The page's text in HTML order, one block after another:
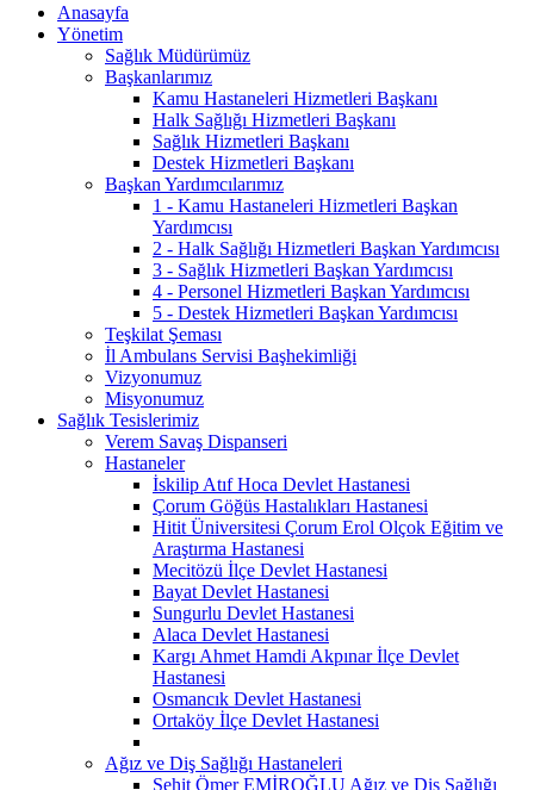
Anasayfa
Yönetim
Sağlık Müdürümüz
Başkanlarımız
Kamu Hastaneleri Hizmetleri Başkanı
Halk Sağlığı Hizmetleri Başkanı
Sağlık Hizmetleri Başkanı
Destek Hizmetleri Başkanı
Başkan Yardımcılarımız
1 - Kamu Hastaneleri Hizmetleri Başkan
Yardımcısı
2 - Halk Sağlığı Hizmetleri Başkan Yardımcısı
3 - Sağlık Hizmetleri Başkan Yardımcısı
4 - Personel Hizmetleri Başkan Yardımcısı
5 - Destek Hizmetleri Başkan Yardımcısı
Teşkilat Şeması
İl Ambulans Servisi Başhekimliği
Vizyonumuz
Misyonumuz
Sağlık Tesislerimiz
Verem Savaş Dispanseri
Hastaneler
İskilip Atıf Hoca Devlet Hastanesi
Çorum Göğüs Hastalıkları Hastanesi
Hitit Üniversitesi Çorum Erol Olçok Eğitim ve
Araştırma Hastanesi
Mecitözü İlçe Devlet Hastanesi
Bayat Devlet Hastanesi
Sungurlu Devlet Hastanesi
Alaca Devlet Hastanesi
Kargı Ahmet Hamdi Akpınar İlçe Devlet
Hastanesi
Osmancık Devlet Hastanesi
Ortaköy İlçe Devlet Hastanesi
Ağız ve Diş Sağlığı Hastaneleri
Şehit Ömer EMİROĞLU Ağız ve Diş Sağlığı